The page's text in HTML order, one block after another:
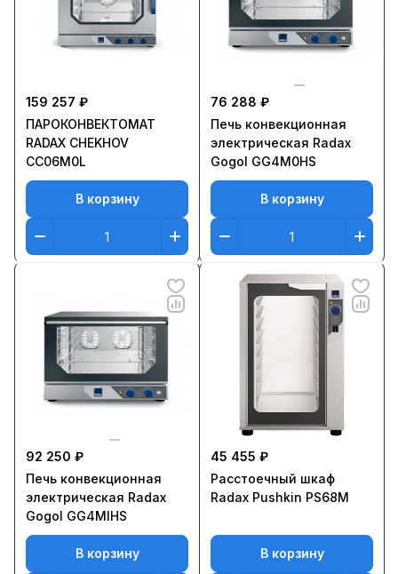
159 257 ₽
ПАРОКОНВЕКТОМАТ
RADAX CHEKHOV
СС06M0L
В корзину
76 288 ₽
Печь конвекционная
электрическая Radax
Gogol GG4M0HS
В корзину
92 250 ₽
Печь конвекционная
электрическая Radax
Gogol GG4MIHS
В корзину
45 455 ₽
Расстоечный шкаф
Radax Pushkin PS68M
В корзину